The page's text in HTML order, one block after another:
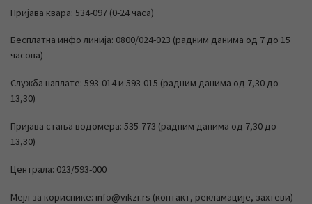
Пријава квара: 534-097 (0-24 часа)
Бесплатна инфо линија: 0800/024-023 (радним данима од 7 до 15
часова)
Служба наплате: 593-014 и 593-015 (радним данима од 7,30 до
13,30)
Пријава стања водомера: 535-773 (радним данима од 7,30 до
13,30)
Централа: 023/593-000
Мејл за кориснике: info@vikzr.rs (контакт, рекламације, захтеви)